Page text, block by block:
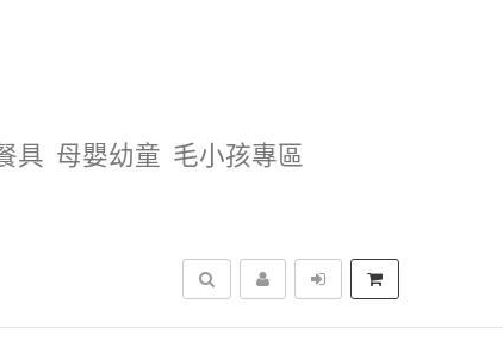
具 母嬰幼童 毛小孩專區
搜尋